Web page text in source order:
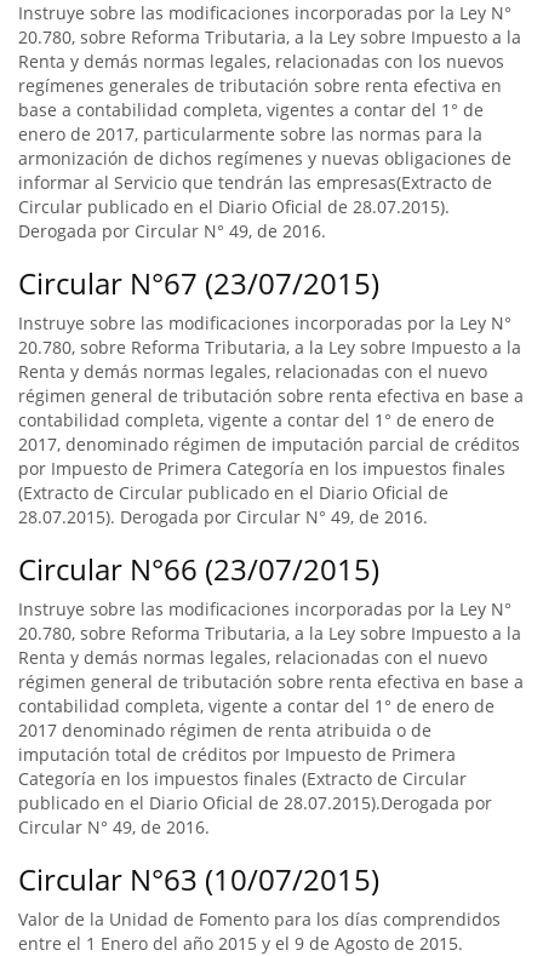
Instruye sobre las modificaciones incorporadas por la Ley N°
20.780, sobre Reforma Tributaria, a la Ley sobre Impuesto a la
Renta y demás normas legales, relacionadas con los nuevos
regímenes generales de tributación sobre renta efectiva en
base a contabilidad completa, vigentes a contar del 1° de
enero de 2017, particularmente sobre las normas para la
armonización de dichos regímenes y nuevas obligaciones de
informar al Servicio que tendrán las empresas(Extracto de
Circular publicado en el Diario Oficial de 28.07.2015).
Derogada por Circular N° 49, de 2016.
Circular N°67 (23/07/2015)
Instruye sobre las modificaciones incorporadas por la Ley N°
20.780, sobre Reforma Tributaria, a la Ley sobre Impuesto a la
Renta y demás normas legales, relacionadas con el nuevo
régimen general de tributación sobre renta efectiva en base a
contabilidad completa, vigente a contar del 1° de enero de
2017, denominado régimen de imputación parcial de créditos
por Impuesto de Primera Categoría en los impuestos finales
(Extracto de Circular publicado en el Diario Oficial de
28.07.2015). Derogada por Circular N° 49, de 2016.
Circular N°66 (23/07/2015)
Instruye sobre las modificaciones incorporadas por la Ley N°
20.780, sobre Reforma Tributaria, a la Ley sobre Impuesto a la
Renta y demás normas legales, relacionadas con el nuevo
régimen general de tributación sobre renta efectiva en base a
contabilidad completa, vigente a contar del 1° de enero de
2017 denominado régimen de renta atribuida o de
imputación total de créditos por Impuesto de Primera
Categoría en los impuestos finales (Extracto de Circular
publicado en el Diario Oficial de 28.07.2015).Derogada por
Circular N° 49, de 2016.
Circular N°63 (10/07/2015)
Valor de la Unidad de Fomento para los días comprendidos
entre el 1 Enero del año 2015 y el 9 de Agosto de 2015.